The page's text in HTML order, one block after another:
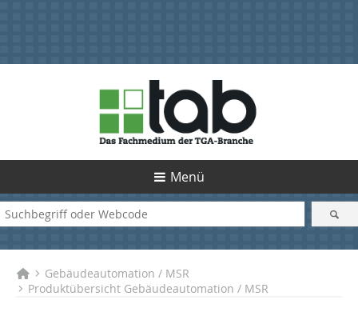
Menü
Gebäudeautomation / MSR
Produktübersicht Gebäudeautomation / MSR